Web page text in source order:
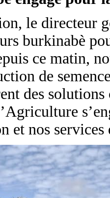
le directeur
burkinabè
ce matin,
de
des
et nos